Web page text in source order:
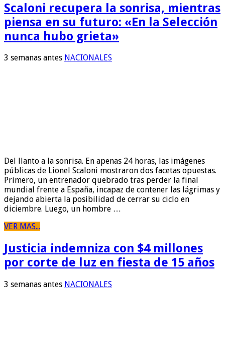
Scaloni recupera la sonrisa, mientras
piensa en su futuro: «En la Selección
nunca hubo grieta»
3 semanas antes NACIONALES
Del llanto a la sonrisa. En apenas 24 horas, las imágenes
públicas de Lionel Scaloni mostraron dos facetas opuestas.
Primero, un entrenador quebrado tras perder la final
mundial frente a España, incapaz de contener las lágrimas y
dejando abierta la posibilidad de cerrar su ciclo en
diciembre. Luego, un hombre …
VER MAS...
Justicia indemniza con $4 millones
por corte de luz en fiesta de 15 años
3 semanas antes NACIONALES